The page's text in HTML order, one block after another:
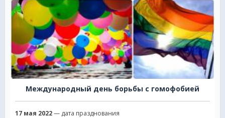
Международный день борьбы с гомофобией
17 мая 2022— дата празднования